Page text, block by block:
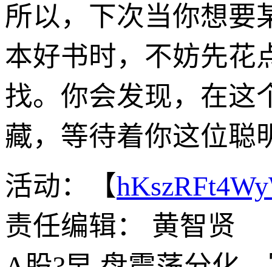
所以，下次当你想要
本好书时，不妨先花
找。你会发现，在这
藏，等待着你这位聪
活动：【
责任编辑： 黄智贤